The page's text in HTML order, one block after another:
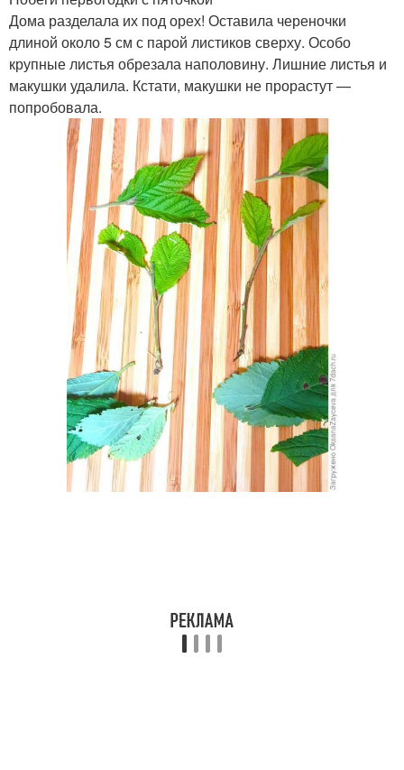
Дома разделала их под орех! Оставила череночки
длиной около 5 см с парой листиков сверху. Особо
крупные листья обрезала наполовину. Лишние листья и
макушки удалила. Кстати, макушки не прорастут —
попробовала.